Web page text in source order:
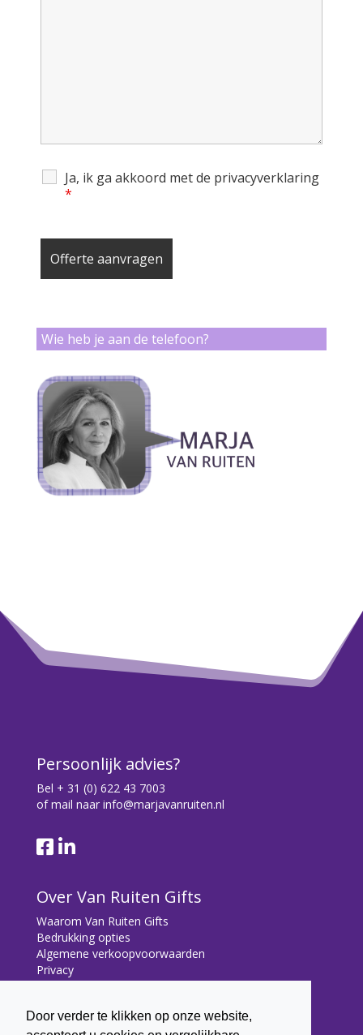
Door verder te klikken op onze website,
Ja, ik ga akkoord met de privacyverklaring
*
Wie heb je aan de telefoon?
Persoonlijk advies?
Bel + 31 (0) 622 43 7003
of mail naar info@marjavanruiten.nl
Over Van Ruiten Gifts
Waarom Van Ruiten Gifts
Bedrukking opties
Algemene verkoopvoorwaarden
Privacy
Contact
Contact